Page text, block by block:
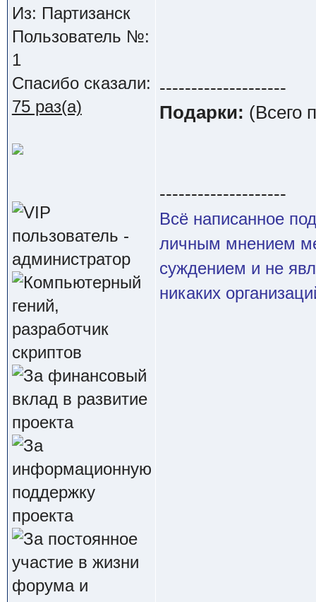
Из: Партизанск
Пользователь №:
1
Спасибо сказали:
75 раз(а)
--------------------
Подарки: (Всего
--------------------
Всё написанное
личным мнением
суждением и не
никаких